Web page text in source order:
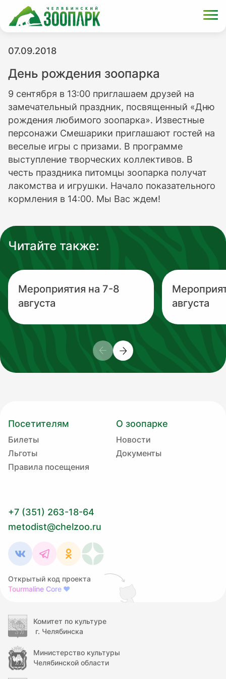
07.09.2018
День рождения зоопарка
9 сентября в 13:00 приглашаем друзей на
замечательный праздник, посвященный «Дню
рождения любимого зоопарка». Известные
персонажи Смешарики приглашают гостей на
веселые игры с призами. В программе
выступление творческих коллективов. В
честь праздника питомцы зоопарка получат
лакомства и игрушки. Начало показательного
кормления в 14:00. Мы Вас ждем!
Читайте также:
Мероприятия на 7-8
августа
августа
Посетителям
Билеты
Льготы
Правила посещения
О зоопарке
Новости
Документы
+7 (351) 263-18-64
metodist@chelzoo.ru
Открытый код проекта
Tourmaline Core ❤
Комитет по культуре
г. Челябинска
Министерство культуры
Челябинской области